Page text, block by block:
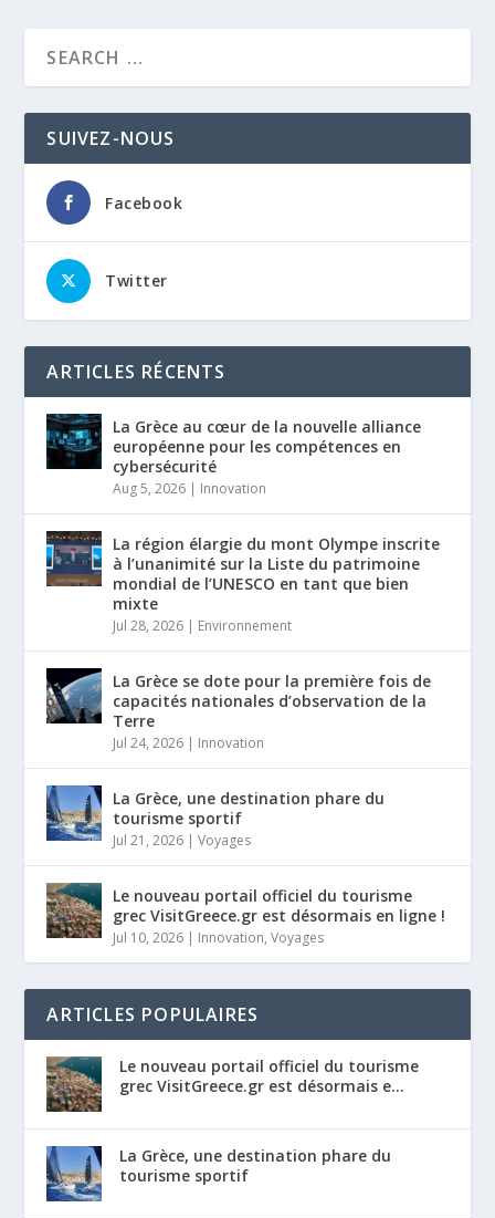
SUIVEZ-NOUS
Facebook
Twitter
ARTICLES RÉCENTS
La Grèce au cœur de la nouvelle alliance
européenne pour les compétences en
cybersécurité
Aug 5, 2026 | Innovation
La région élargie du mont Olympe inscrite
à l’unanimité sur la Liste du patrimoine
mondial de l’UNESCO en tant que bien
mixte
Jul 28, 2026 | Environnement
La Grèce se dote pour la première fois de
capacités nationales d’observation de la
Terre
Jul 24, 2026 | Innovation
La Grèce, une destination phare du
tourisme sportif
Jul 21, 2026 |Voyages
Le nouveau portail officiel du tourisme
grec VisitGreece.gr est désormais en ligne !
Jul 10, 2026 | Innovation,Voyages
ARTICLES POPULAIRES
Le nouveau portail officiel du tourisme
grec VisitGreece.gr est désormais e...
La Grèce, une destination phare du
tourisme sportif